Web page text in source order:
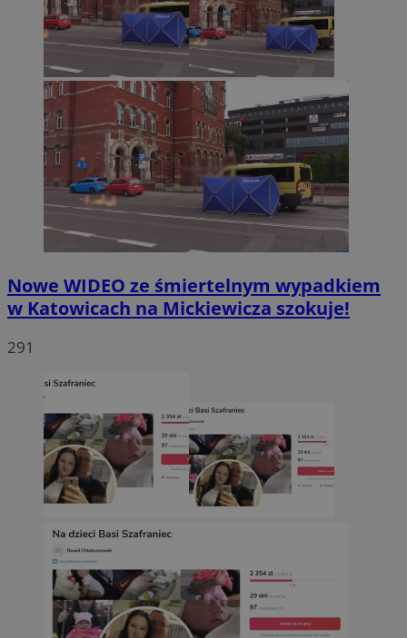
Nowe WIDEO ze śmiertelnym wypadkiem
w Katowicach na Mickiewicza szokuje!
291